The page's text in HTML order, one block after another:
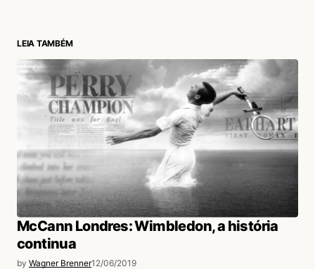
LEIA TAMBÉM
McCann Londres: Wimbledon, a história
continua
by Wagner Brenner12/06/2019